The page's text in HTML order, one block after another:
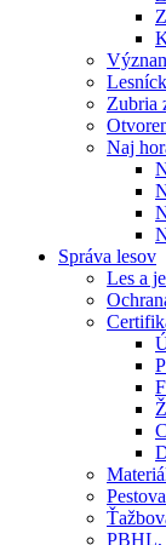
Zubria
Naj
Správa lesov
Les a
PBHL,